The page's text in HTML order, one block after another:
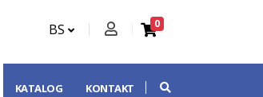
BS 0
KATALOG KONTAKT